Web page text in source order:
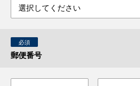
必須
郵便番号